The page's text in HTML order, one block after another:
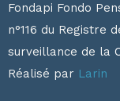
Fondapi Fondo
n°116 du Registre
surveillance de la
Réalisé par Larin